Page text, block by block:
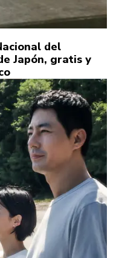
del
Japón, gratis y